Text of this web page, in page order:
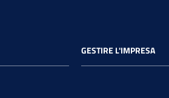
GESTIRE L'IMPRESA